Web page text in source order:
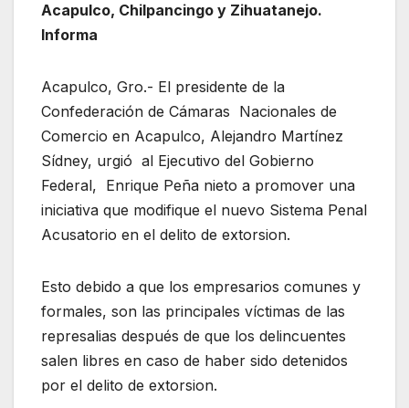
Acapulco, Chilpancingo y Zihuatanejo.
Informa
Acapulco, Gro.- El presidente de la
Confederación de Cámaras Nacionales de
Comercio en Acapulco, Alejandro Martínez
Sídney, urgió al Ejecutivo del Gobierno
Federal, Enrique Peña nieto a promover una
iniciativa que modifique el nuevo Sistema Penal
Acusatorio en el delito de extorsion.
Esto debido a que los empresarios comunes y
formales, son las principales víctimas de las
represalias después de que los delincuentes
salen libres en caso de haber sido detenidos
por el delito de extorsion.